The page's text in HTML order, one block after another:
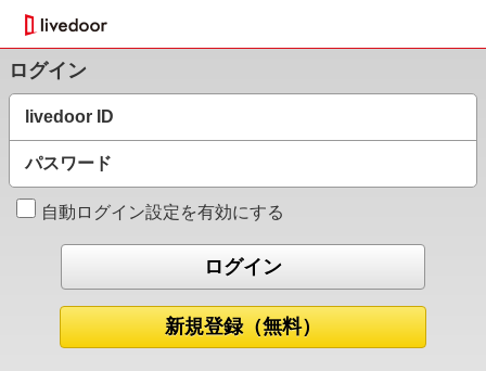
ログイン
livedoor ID
パスワード
自動ログイン設定を有効にする
新規登録（無料）